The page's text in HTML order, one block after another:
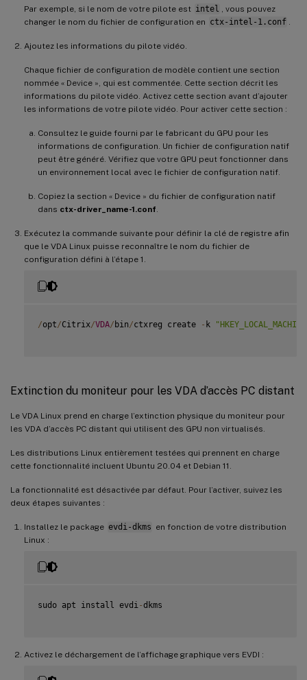
Par exemple, si le nom de votre pilote est intel
, vous pouvez
changer le nom du fichier de configuration en ctx-intel-1.conf
Ajoutez les informations du pilote vidéo.
Chaque fichier de configuration de modèle contient une section
nommée « Device », qui est commentée. Cette section décrit les
informations du pilote vidéo. Activez cette section avant d’ajouter
les informations de votre pilote vidéo. Pour activer cette section :
Consultez le guide fourni par le fabricant du GPU pour les
informations de configuration. Un fichier de configuration natif
peut être généré. Vérifiez que votre GPU peut fonctionner dans
un environnement local avec le fichier de configuration natif.
Copiez la section « Device » du fichier de configuration natif
dans ctx-driver_name-1.conf
Exécutez la commande suivante pour définir la clé de registre afin
que le VDA Linux puisse reconnaître le nom du fichier de
configuration défini à l’étape 1.
/opt/Citrix/VDA/ bin/ctxreg create - k
Extinction du moniteur pour les VDA d’accès PC distant
Le VDA Linux prend en charge l’extinction physique du moniteur pour
les VDA d’accès PC distant qui utilisent des GPU non virtualisés.
Les distributions Linux entièrement testées qui prennent en charge
cette fonctionnalité incluent Ubuntu 20.04 et Debian 11.
La fonctionnalité est désactivée par défaut. Pour l’activer, suivez les
deux étapes suivantes :
Installez le package evdi-dkms en fonction de votre distribution
Linux :
sudo apt install evdi -dkms
Activez le déchargement de l’affichage graphique vers EVDI :